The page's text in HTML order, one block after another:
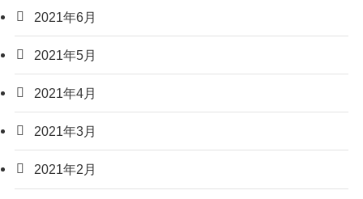
2021年6月
2021年5月
2021年4月
2021年3月
2021年2月